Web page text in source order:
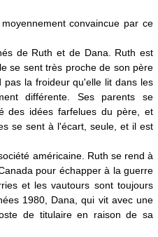
convaincue par ce
de Ruth et de Dana. Ruth est
se sent très proche de son père
la froideur qu'elle lit dans les
différente. Ses parents se
des idées farfelues du père, et
se sent à l'écart, seule, et il est
américaine. Ruth se rend à
pour échapper à la guerre
et les vautours sont toujours
1980, Dana, qui vit avec une
de titulaire en raison de sa